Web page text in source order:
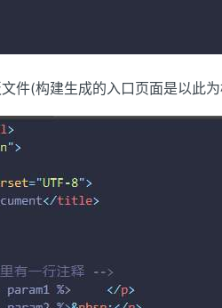
件(构建生成的入口页面是以此